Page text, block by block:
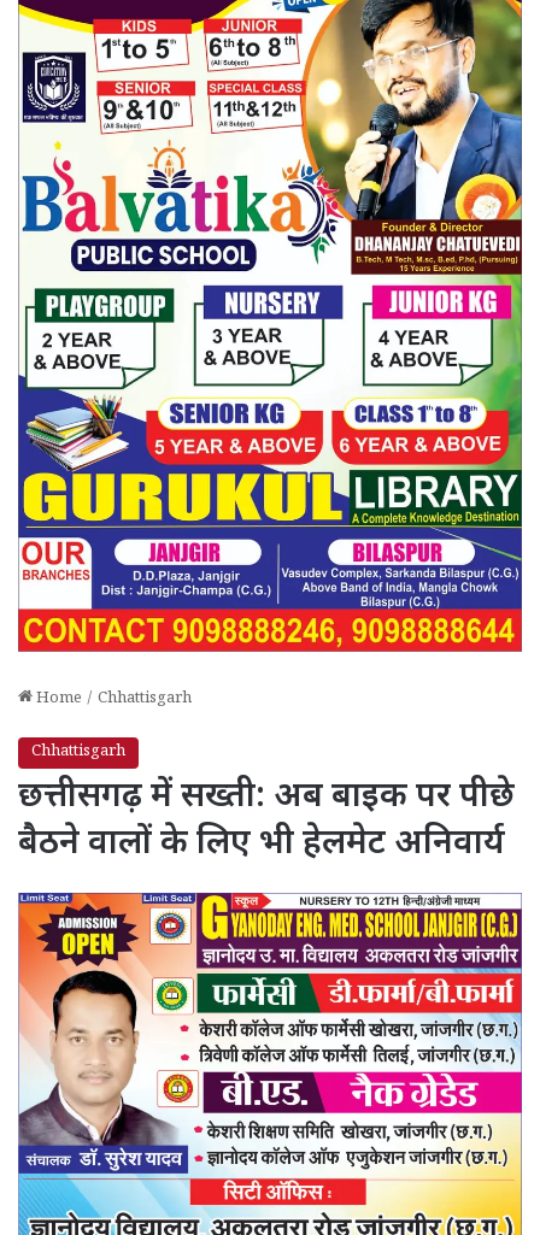
Home / Chhattisgarh
Chhattisgarh
छत्तीसगढ़ में सख्ती: अब बाइक पर पीछे
बैठने वालों के लिए भी हेलमेट अनिवार्य